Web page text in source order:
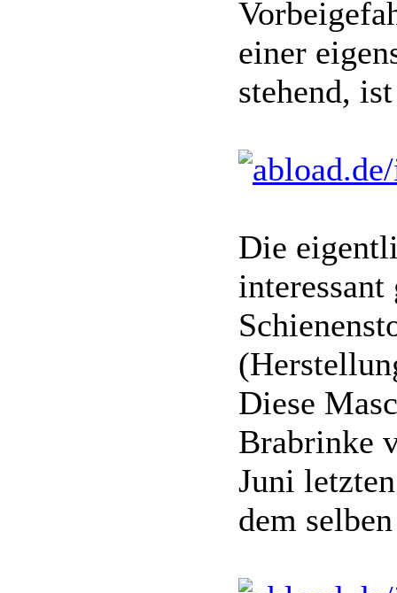
einer
stehend,
Die
interessant
Diese
Brabrinke
Juni
dem